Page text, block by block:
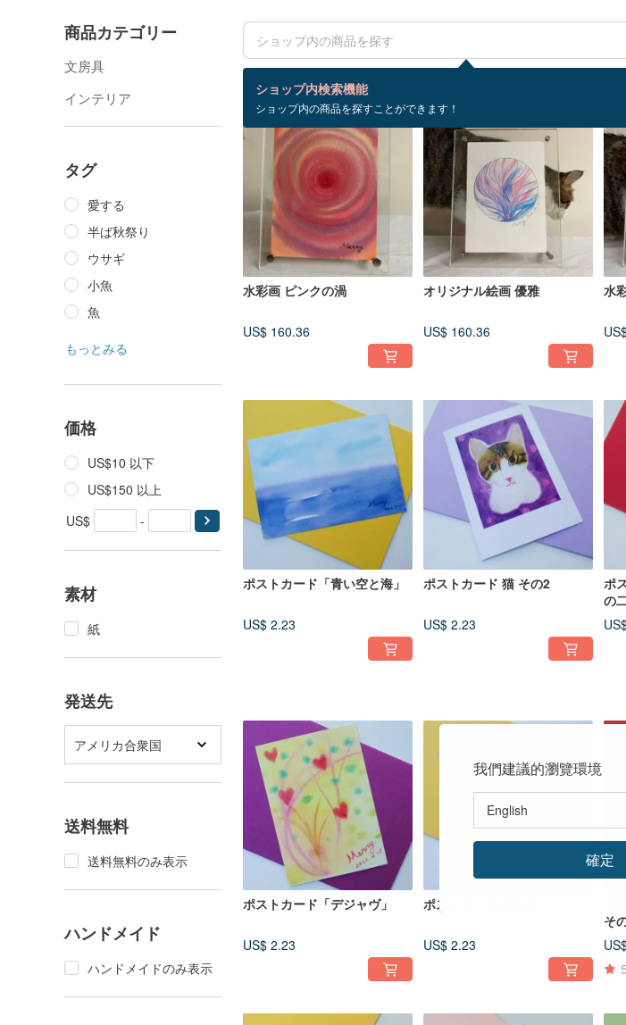
商品カテゴリー
文房具
インテリア
タグ
愛する
半ば秋祭り
ウサギ
小魚
魚
もっとみる
価格
US$10 以下
US$150 以上
US$
-
素材
紙
発送先
アメリカ合衆国
送料無料
送料無料のみ表示
ハンドメイド
ハンドメイドのみ表示
ショップ内検索機能
ショップ内の商品を探すことができます！
検索結果：79 件
水彩画 ピンクの渦
US$ 160.36
オリジナル絵画 優雅
US$ 160.36
水
ポストカード「青い空と海」
US$ 2.23
ポストカード 猫 その2
US$ 2.23
ポ
の
ポストカード「デジャヴ」
US$ 2.23
ポストカード 静と浄
US$ 2.23
そ
5
我們建議的瀏覽環境
確定